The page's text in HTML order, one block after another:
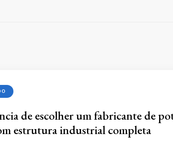
de escolher um fabricante de
estrutura industrial completa